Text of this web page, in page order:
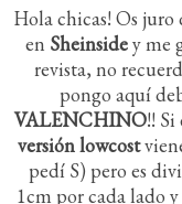
Hola chicas! Os juro
en Sheinsidey me
revista, no
pongo aquí
VALENCHINO!! Si
versión lowcost
pedí S) pero es
1cm por cada lado